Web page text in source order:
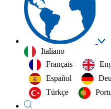
Italiano
Français
Español
Türkçe